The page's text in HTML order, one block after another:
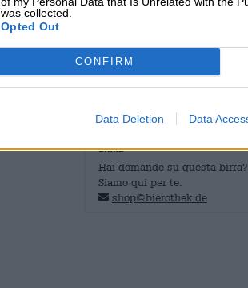
was collected.
Opted Out
CONFIRM
Data Deletion Data
nella bevanda. Il primo
vellutata. Un bouquet di
L'IPA biologica del New
BIRRA
Hai domande su questa birra?
Siamo qui per te.
shop@bierothek.de